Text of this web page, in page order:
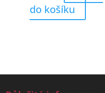
do košíku